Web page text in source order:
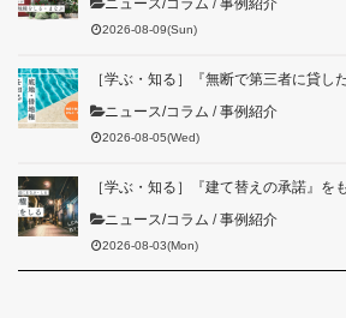
2026-08-09(Sun)
［学ぶ・知る］『無断で第三者に貸し
ニュース/コラム /事例紹介
2026-08-05(Wed)
［学ぶ・知る］『建て替えの承諾』を
ニュース/コラム /事例紹介
2026-08-03(Mon)